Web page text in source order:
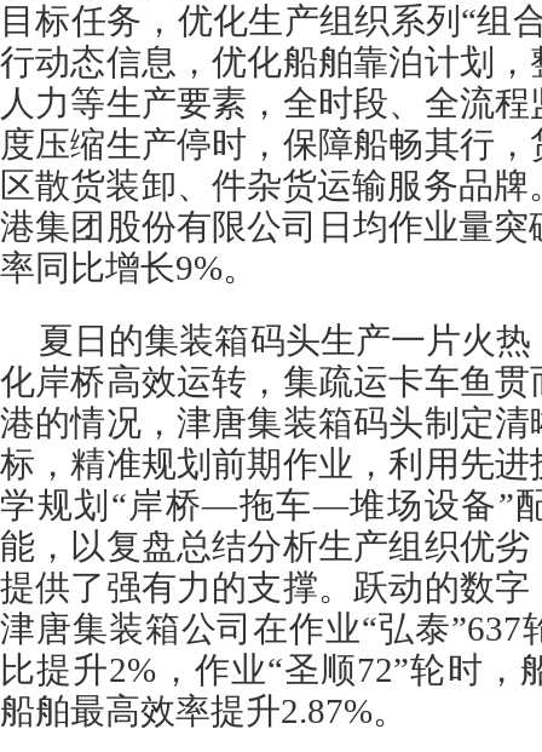
目标任务，优化生产组织系列“组
行动态信息，优化船舶靠泊计划
人力等生产要素，全时段、全流
度压缩生产停时，保障船畅其行
区散货装卸、件杂货运输服务品
港集团股份有限公司日均作业量
率同比增长9%。
夏日的集装箱码头生产一片火
化岸桥高效运转，集疏运卡车鱼
港的情况，津唐集装箱码头制定
标，精准规划前期作业，利用先
学规划“岸桥—拖车—堆场设备”
能，以复盘总结分析生产组织优
提供了强有力的支撑。跃动的数
津唐集装箱公司在作业“弘泰
比提升2%，作业“圣顺72”轮时
船舶最高效率提升2.87%。